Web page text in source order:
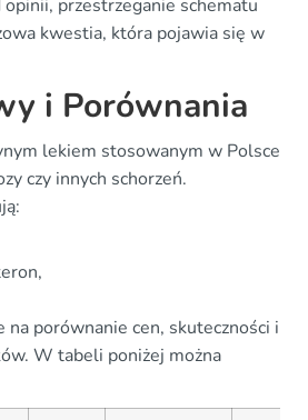
opinii, przestrzeganie schematu
kwestia, która pojawia się w
i Porównania
lekiem stosowanym w Polsce
czy innych schorzeń.
na porównanie cen, skuteczności i
W tabeli poniżej można